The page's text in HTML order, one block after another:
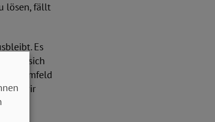
lösen, fällt
Es
und sich
Umfeld
mal, wir